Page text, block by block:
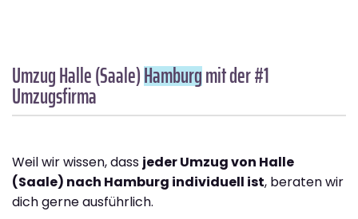
Umzug Halle (Saale)Hamburgmit der #1
Umzugsfirma
Weil wir wissen, dass jeder Umzug von Halle
(Saale) nach Hamburg individuell ist, beraten wir
dich gerne ausführlich.